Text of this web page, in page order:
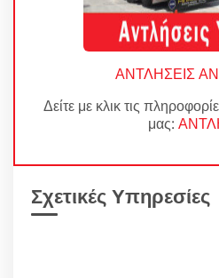
ΑΝΤΛΗΣΕΙΣ
Δείτε με κλικ τις
μας:
Σχετικές Υπηρεσίες